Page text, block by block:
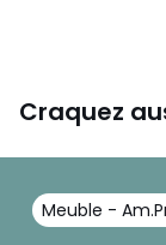
Craquez
Meuble -